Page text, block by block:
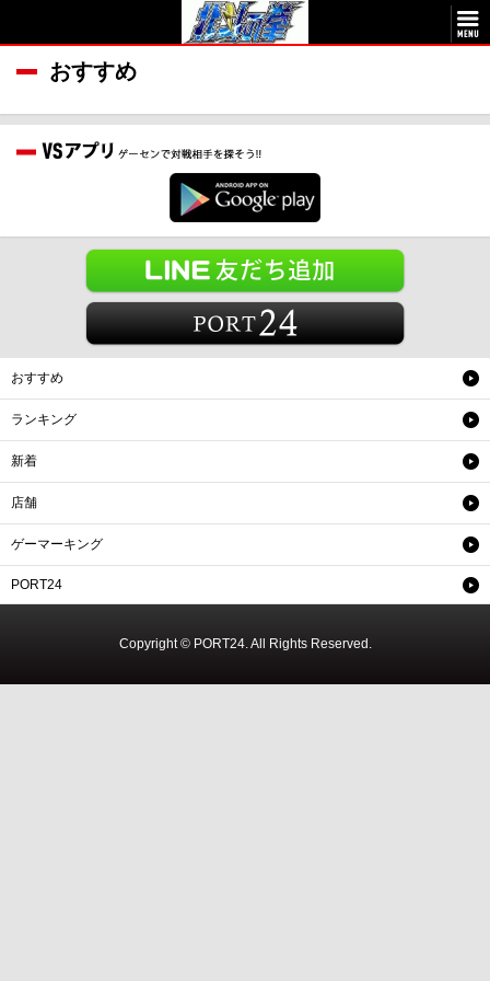
おすすめ
おすすめ
ランキング
新着
店舗
ゲーマーキング
PORT24
Copyright © PORT24. All Rights Reserved.